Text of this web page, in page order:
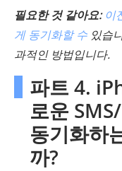
필요한 것 같아요: 이
게 동기화할 수 있습
과적인 방법입니다.
파트 4.
로운
동기화하
까?